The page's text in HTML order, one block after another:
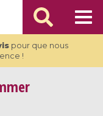
pour que nous
!